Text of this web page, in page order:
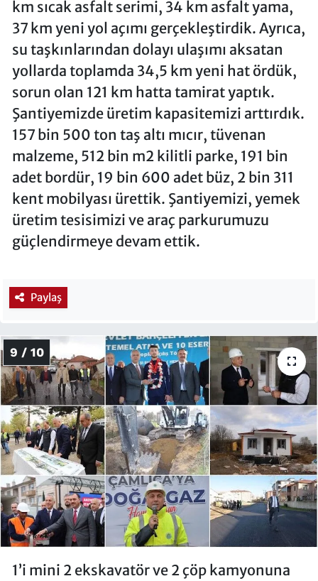
km sıcak asfalt serimi, 34 km asfalt yama,
37 km yeni yol açımı gerçekleştirdik. Ayrıca,
su taşkınlarından dolayı ulaşımı aksatan
yollarda toplamda 34,5 km yeni hat ördük,
sorun olan 121 km hatta tamirat yaptık.
Şantiyemizde üretim kapasitemizi arttırdık.
157 bin 500 ton taş altı mıcır, tüvenan
malzeme, 512 bin m2 kilitli parke, 191 bin
adet bordür, 19 bin 600 adet büz, 2 bin 311
kent mobilyası ürettik. Şantiyemizi, yemek
üretim tesisimizi ve araç parkurumuzu
güçlendirmeye devam ettik.
Paylaş
9 / 10
1’i mini 2 ekskavatör ve 2 çöp kamyonuna